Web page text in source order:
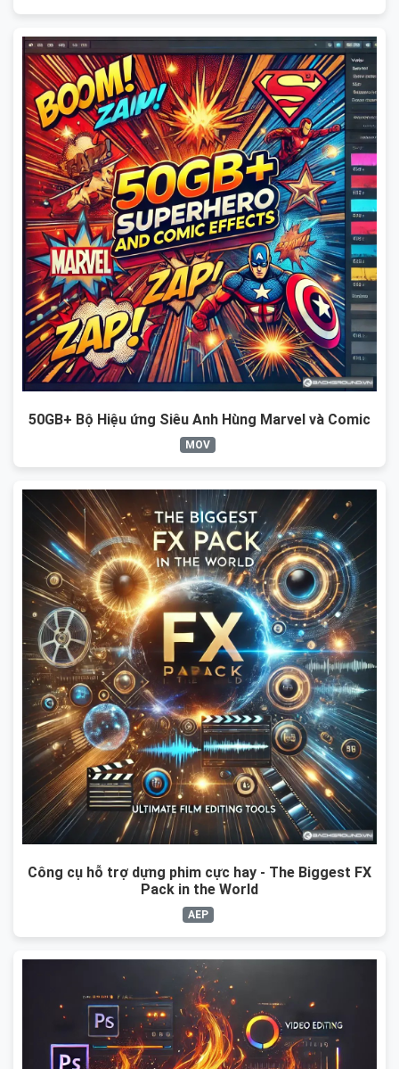
50GB+ Bộ Hiệu ứng Siêu Anh Hùng Marvel và Comic
MOV
Công cụ hỗ trợ dựng phim cực hay - The Biggest FX
Pack in the World
AEP